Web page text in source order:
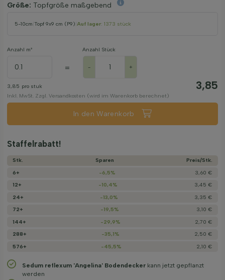
Größe: Topfgröße maßgebend
5-10cm Topf 9x9 cm (P9) Auf lager: 1373 stück
Anzahl m²
=
Anzahl Stück
- +
3,85 pro stuk 3,85
Inkl. MwSt. Zzgl. Versandkosten (wird im Warenkorb berechnet)
In den Warenkorb
Staffelrabatt!
Stk. Sparen
Preis/­Stk.
6+
-6,5%
3,60 €
12+
-10,4%
3,45 €
24+
-13,0%
3,35 €
72+
-19,5%
3,10 €
144+
-29,9%
2,70 €
288+
-35,1%
2,50 €
576+
-45,5% 2,10 €
Sedum reflexum 'Angelina' Bodendecker kann jetzt gepflanzt
werden